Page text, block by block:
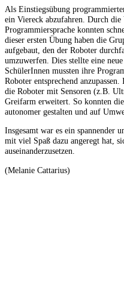
Als Einstiegsübung
ein Viereck abzufahren. Durch die
Programmiersprache konnten
dieser ersten Übung haben die
aufgebaut, den der Roboter
umzuwerfen. Dies stellte eine
SchülerInnen mussten ihre
Roboter entsprechend
die Roboter mit Sensoren (z.B.
Greifarm erweitert. So konnten
autonomer gestalten und auf
Insgesamt war es ein spannender
mit viel Spaß dazu angeregt hat,
auseinanderzusetzen.
(Melanie Cattarius)